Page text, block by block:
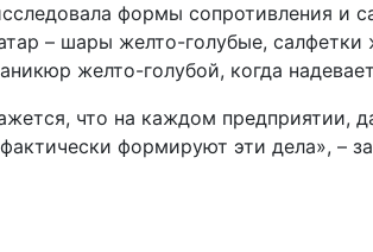
формы сопротивления и
– шары желто-голубые, салфетки
желто-голубой, когда
что на каждом предприятии,
формируют эти дела», –